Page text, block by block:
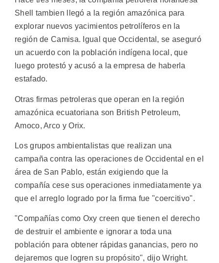
Shell tambien llegó a la región amazónica para
explorar nuevos yacimientos petrolíferos en la
región de Camisa. Igual que Occidental, se aseguró
un acuerdo con la población indígena local, que
luego protestó y acusó a la empresa de haberla
estafado.
Otras firmas petroleras que operan en la región
amazónica ecuatoriana son British Petroleum,
Amoco, Arco y Orix.
Los grupos ambientalistas que realizan una
campaña contra las operaciones de Occidental en el
área de San Pablo, están exigiendo que la
compañía cese sus operaciones inmediatamente ya
que el arreglo logrado por la firma fue "coercitivo".
"Compañías como Oxy creen que tienen el derecho
de destruir el ambiente e ignorar a toda una
población para obtener rápidas ganancias, pero no
dejaremos que logren su propósito", dijo Wright.